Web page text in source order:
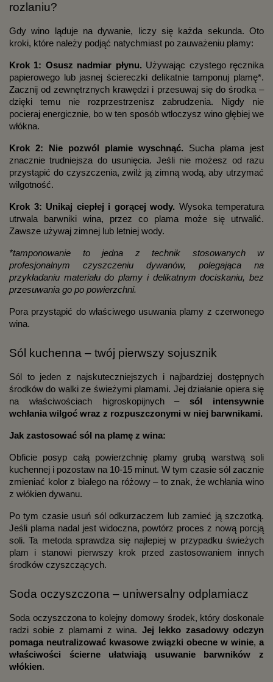
rozlaniu?
Gdy wino ląduje na dywanie, liczy się każda sekunda. Oto
kroki, które należy podjąć natychmiast po zauważeniu plamy:
Krok 1: Osusz nadmiar płynu. Używając czystego ręcznika
papierowego lub jasnej ściereczki delikatnie tamponuj plamę*.
Zacznij od zewnętrznych krawędzi i przesuwaj się do środka –
dzięki temu nie rozprzestrzenisz zabrudzenia. Nigdy nie
pocieraj energicznie, bo w ten sposób wtłoczysz wino głębiej we
włókna.
Krok 2: Nie pozwól plamie wyschnąć. Sucha plama jest
znacznie trudniejsza do usunięcia. Jeśli nie możesz od razu
przystąpić do czyszczenia, zwilż ją zimną wodą, aby utrzymać
wilgotność.
Krok 3: Unikaj ciepłej i gorącej wody. Wysoka temperatura
utrwala barwniki wina, przez co plama może się utrwalić.
Zawsze używaj zimnej lub letniej wody.
*tamponowanie to jedna z technik stosowanych w
profesjonalnym czyszczeniu dywanów, polegająca na
przykładaniu materiału do plamy i delikatnym dociskaniu, bez
przesuwania go po powierzchni.
Pora przystąpić do właściwego usuwania plamy z czerwonego
wina.
Sól kuchenna – twój pierwszy sojusznik
Sól to jeden z najskuteczniejszych i najbardziej dostępnych
środków do walki ze świeżymi plamami. Jej działanie opiera się
na właściwościach higroskopijnych –sól intensywnie
wchłania wilgoć wraz z rozpuszczonymi w niej barwnikami.
Jak zastosować sól na plamę z wina:
Obficie posyp całą powierzchnię plamy grubą warstwą soli
kuchennej i pozostaw na 10-15 minut. W tym czasie sól zacznie
zmieniać kolor z białego na różowy – to znak, że wchłania wino
z włókien dywanu.
Po tym czasie usuń sól odkurzaczem lub zamieć ją szczotką.
Jeśli plama nadal jest widoczna, powtórz proces z nową porcją
soli. Ta metoda sprawdza się najlepiej w przypadku świeżych
plam i stanowi pierwszy krok przed zastosowaniem innych
środków czyszczących.
Soda oczyszczona – uniwersalny odplamiacz
Soda oczyszczona to kolejny domowy środek, który doskonale
radzi sobie z plamami z wina. Jej lekko zasadowy odczyn
pomaga neutralizować kwasowe związki obecne w winie, a
właściwości ścierne ułatwiają usuwanie barwników z
włókien.